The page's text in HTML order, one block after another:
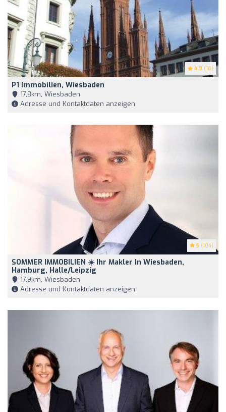
4.9 (16)
P1 Immobilien, Wiesbaden
17,8km, Wiesbaden
Adresse und Kontaktdaten anzeigen
5 (104)
SOMMER IMMOBILIEN ☀️ Ihr Makler In Wiesbaden,
Hamburg, Halle/Leipzig
17,9km, Wiesbaden
Adresse und Kontaktdaten anzeigen